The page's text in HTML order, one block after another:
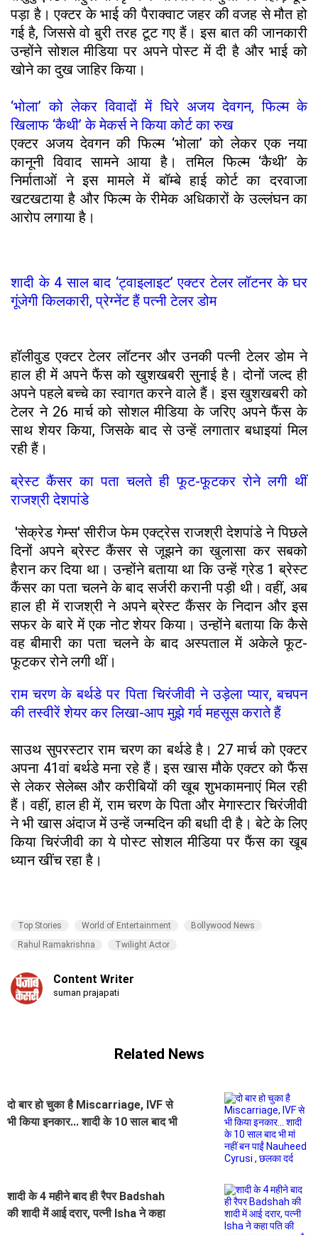
पड़ा है। एक्टर के भाई की पैराक्वाट जहर की वजह से मौत हो
गई है, जिससे वो बुरी तरह टूट गए हैं। इस बात की जानकारी
उन्होंने सोशल मीडिया पर अपने पोस्ट में दी है और भाई को
खोने का दुख जाहिर किया।
‘भोला’ को लेकर विवादों में घिरे अजय देवगन, फिल्म के
खिलाफ ‘कैथी’ के मेकर्स ने किया कोर्ट का रुख
एक्टर अजय देवगन की फिल्म ‘भोला’ को लेकर एक नया
कानूनी विवाद सामने आया है। तमिल फिल्म ‘कैथी’ के
निर्माताओं ने इस मामले में बॉम्बे हाई कोर्ट का दरवाजा
खटखटाया है और फिल्म के रीमेक अधिकारों के उल्लंघन का
आरोप लगाया है।
शादी के 4 साल बाद ‘ट्वाइलाइट’ एक्टर टेलर लॉटनर के घर
गूंजेगी किलकारी, प्रेग्नेंट हैं पत्नी टेलर डोम
हॉलीवुड एक्टर टेलर लॉटनर और उनकी पत्नी टेलर डोम ने
हाल ही में अपने फैंस को खुशखबरी सुनाई है। दोनों जल्द ही
अपने पहले बच्चे का स्वागत करने वाले हैं। इस खुशखबरी को
टेलर ने 26 मार्च को सोशल मीडिया के जरिए अपने फैंस के
साथ शेयर किया, जिसके बाद से उन्हें लगातार बधाइयां मिल
रही हैं।
ब्रेस्ट कैंसर का पता चलते ही फूट-फूटकर रोने लगी थीं
राजश्री देशपांडे
'सेक्रेड गेम्स' सीरीज फेम एक्ट्रेस राजश्री देशपांडे ने पिछले
दिनों अपने ब्रेस्ट कैंसर से जूझने का खुलासा कर सबको
हैरान कर दिया था। उन्होंने बताया था कि उन्हें ग्रेड 1 ब्रेस्ट
कैंसर का पता चलने के बाद सर्जरी करानी पड़ी थी। वहीं, अब
हाल ही में राजश्री ने अपने ब्रेस्ट कैंसर के निदान और इस
सफर के बारे में एक नोट शेयर किया। उन्होंने बताया कि कैसे
वह बीमारी का पता चलने के बाद अस्पताल में अकेले फूट-
फूटकर रोने लगी थीं।
राम चरण के बर्थडे पर पिता चिरंजीवी ने उड़ेला प्यार, बचपन
की तस्वीरें शेयर कर लिखा-आप मुझे गर्व महसूस कराते हैं
साउथ सुपरस्टार राम चरण का बर्थडे है। 27 मार्च को एक्टर
अपना 41वां बर्थडे मना रहे हैं। इस खास मौके एक्टर को फैंस
से लेकर सेलेब्स और करीबियों की खूब शुभकामनाएं मिल रही
हैं। वहीं, हाल ही में, राम चरण के पिता और मेगास्टार चिरंजीवी
ने भी खास अंदाज में उन्हें जन्मदिन की बधाी दी है। बेटे के लिए
किया चिरंजीवी का ये पोस्ट सोशल मीडिया पर फैंस का खूब
ध्यान खींच रहा है।
Top Stories World of Entertainment
Bollywood News
Rahul Ramakrishna
Twilight Actor
Content Writer
suman prajapati
Related News
दो बार हो चुका है Miscarriage, IVF से
भी किया इनकार... शादी के 10 साल बाद भी
शादी के 4 महीने बाद ही रैपर Badshah
की शादी में आई दरार, पत्नी Isha ने कहा